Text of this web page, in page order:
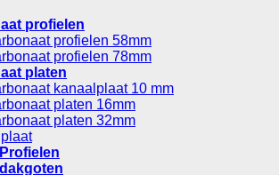
profielen
profielen 58mm
profielen 78mm
platen
kanaalplaat 10 mm
platen 16mm
platen 32mm